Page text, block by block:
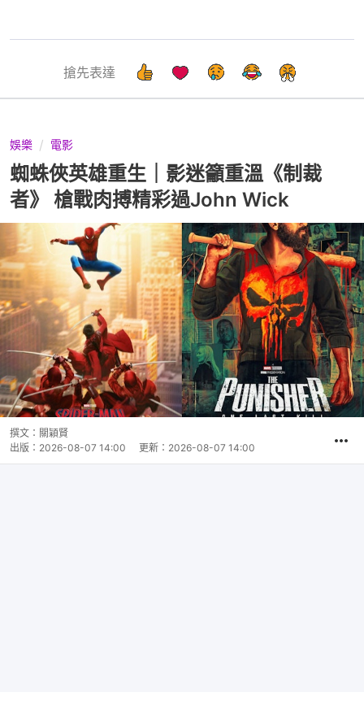
搶先表達
娛樂 電影
蜘蛛俠英雄重生｜影迷籲重溫《制裁
者》 槍戰肉搏精彩過John Wick
撰文： 關穎賢
出版： 2026-08-07 14:00 更新： 2026-08-07 14:00